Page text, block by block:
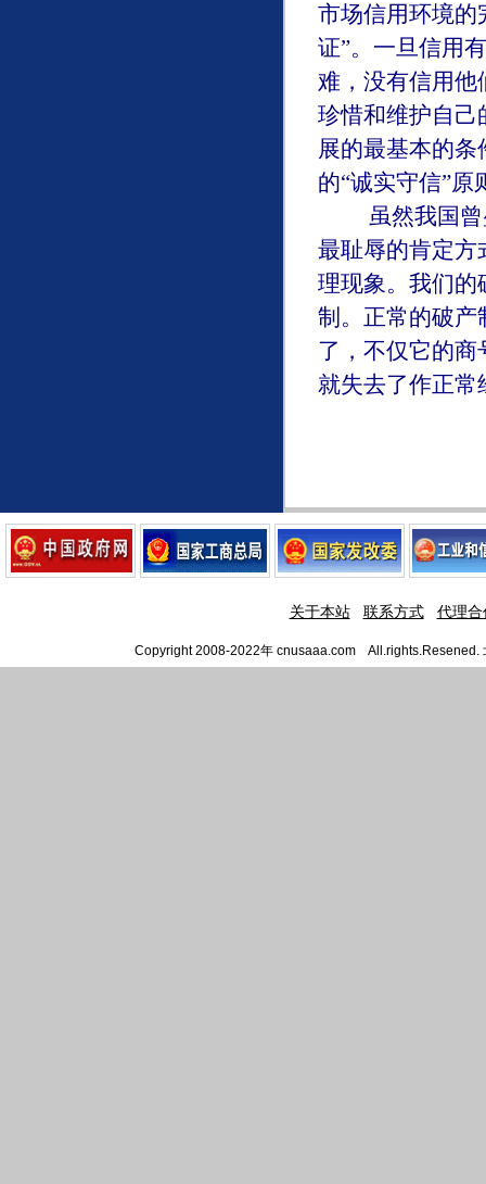
市场信用环境的
证”。一旦信用
难，没有信用他
珍惜和维护自己
展的最基本的
的“诚实守信”原
虽然我国曾盛
最耻辱的肯定方
理现象。我们的
制。正常的破产
了，不仅它的
就失去了作正常
关于本站 联系方式 代理合
Copyright 2008-2022年 cnusaaa.com All.rights.Resened.